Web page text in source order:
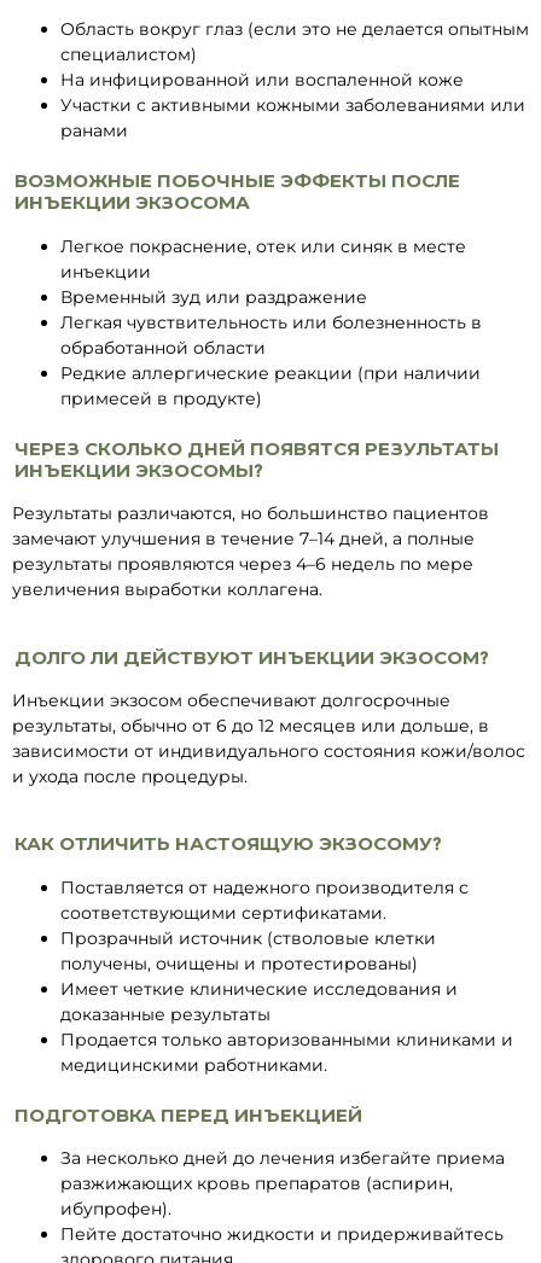
Область вокруг глаз (если это не делается опытным
специалистом)
На инфицированной или воспаленной коже
Участки с активными кожными заболеваниями или
ранами
ВОЗМОЖНЫЕ ПОБОЧНЫЕ ЭФФЕКТЫ ПОСЛЕ
ИНЪЕКЦИИ ЭКЗОСОМА
Легкое покраснение, отек или синяк в месте
инъекции
Временный зуд или раздражение
Легкая чувствительность или болезненность в
обработанной области
Редкие аллергические реакции (при наличии
примесей в продукте)
ЧЕРЕЗ СКОЛЬКО ДНЕЙ ПОЯВЯТСЯ РЕЗУЛЬТАТЫ
ИНЪЕКЦИИ ЭКЗОСОМЫ?
Результаты различаются, но большинство пациентов
замечают улучшения в течение 7–14 дней, а полные
результаты проявляются через 4–6 недель по мере
увеличения выработки коллагена.
ДОЛГО ЛИ ДЕЙСТВУЮТ ИНЪЕКЦИИ ЭКЗОСОМ?
Инъекции экзосом обеспечивают долгосрочные
результаты, обычно от 6 до 12 месяцев или дольше, в
зависимости от индивидуального состояния кожи/волос
и ухода после процедуры.
КАК ОТЛИЧИТЬ НАСТОЯЩУЮ ЭКЗОСОМУ?
Поставляется от надежного производителя с
соответствующими сертификатами.
Прозрачный источник (стволовые клетки
получены, очищены и протестированы)
Имеет четкие клинические исследования и
доказанные результаты
Продается только авторизованными клиниками и
медицинскими работниками.
ПОДГОТОВКА ПЕРЕД ИНЪЕКЦИЕЙ
За несколько дней до лечения избегайте приема
разжижающих кровь препаратов (аспирин,
ибупрофен).
Пейте достаточно жидкости и придерживайтесь